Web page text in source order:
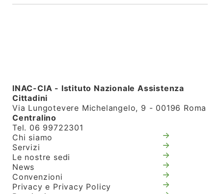
INAC-CIA - Istituto Nazionale Assistenza
Cittadini
Via Lungotevere Michelangelo, 9 - 00196 Roma
Centralino
Tel. 06 99722301
Chi siamo
Servizi
Le nostre sedi
News
Convenzioni
Privacy e Privacy Policy